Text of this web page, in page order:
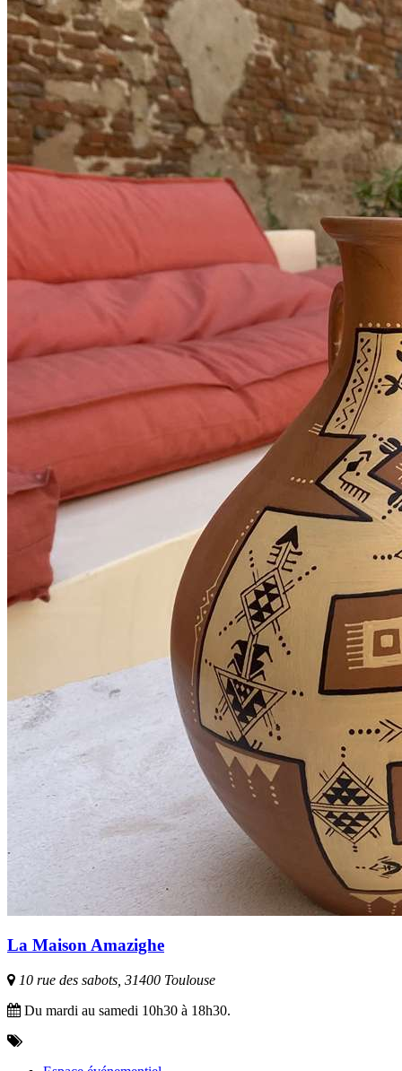
La Maison Amazighe
10 rue des sabots, 31400 Toulouse
Du mardi au samedi 10h30 à 18h30.